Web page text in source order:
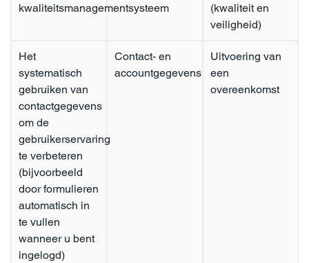
kwaliteitsmanagementsysteem
(kwaliteit en
veiligheid)
Het
systematisch
gebruiken van
contactgegevens
om de
gebruikerservaring
te verbeteren
(bijvoorbeeld
door formulieren
automatisch in
te vullen
wanneer u bent
ingelogd)
Contact- en
accountgegevens
Uitvoering van
een
overeenkomst